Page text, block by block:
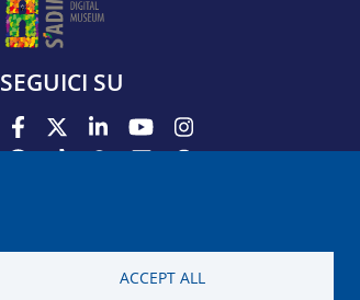
SEGUICI SU
ACCEPT ALL